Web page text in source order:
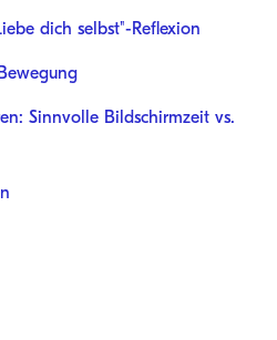
dich selbst"-Reflexion
Sinnvolle Bildschirmzeit vs.